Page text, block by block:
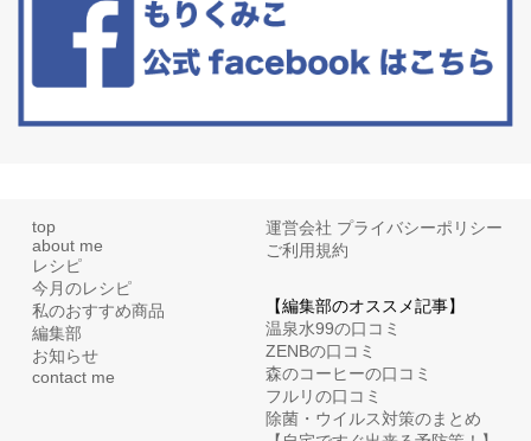
top
about me
レシピ
今月のレシピ
私のおすすめ商品
編集部
お知らせ
contact me
運営会社 プライバシーポリシー
ご利用規約
【編集部のオススメ記事】
温泉水99の口コミ
ZENBの口コミ
森のコーヒーの口コミ
フルリの口コミ
除菌・ウイルス対策のまとめ